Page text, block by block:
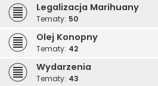
Legalizacja Marihuany
Tematy: 50
Olej Konopny
Tematy: 42
Wydarzenia
Tematy: 43